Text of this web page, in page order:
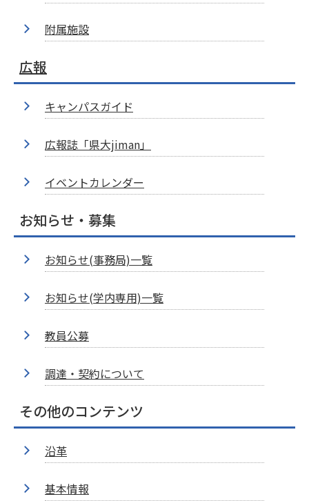
附属施設
広報
キャンパスガイド
広報誌「県大jiman」
イベントカレンダー
お知らせ・募集
お知らせ(事務局)一覧
お知らせ(学内専用)一覧
教員公募
調達・契約について
その他のコンテンツ
沿革
基本情報